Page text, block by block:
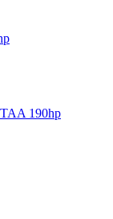
190hp